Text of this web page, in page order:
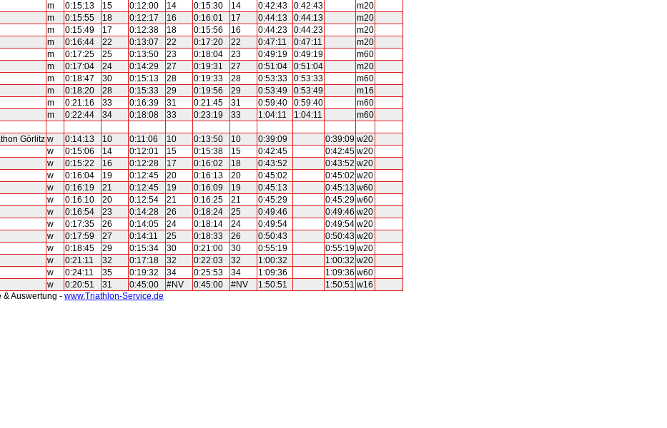
m 0:15:13 15 0:12:00 14 0:15:30 14 0:42:43 0:42:43
m20
m 0:15:55 18 0:12:17 16 0:16:01 17 0:44:13 0:44:13
m20
m 0:15:49 17 0:12:38 18 0:15:56 16 0:44:23 0:44:23
m20
m 0:16:44 22 0:13:07 22 0:17:20 22 0:47:11 0:47:11
m20
m 0:17:25 25 0:13:50 23 0:18:04 23 0:49:19 0:49:19
m60
m 0:17:04 24 0:14:29 27 0:19:31 27 0:51:04 0:51:04
m20
m 0:18:47 30 0:15:13 28 0:19:33 28 0:53:33 0:53:33
m60
m 0:18:20 28 0:15:33 29 0:19:56 29 0:53:49 0:53:49
m16
m 0:21:16 33 0:16:39 31 0:21:45 31 0:59:40 0:59:40
m60
m 0:22:44 34 0:18:08 33 0:23:19 33 1:04:11 1:04:11 m60
Görlitz w 0:14:13 10 0:11:06 10 0:13:50 10 0:39:09 0:39:09 w20
w 0:15:06 14 0:12:01 15 0:15:38 15 0:42:45 0:42:45 w20
w 0:15:22 16 0:12:28 17 0:16:02 18 0:43:52 0:43:52 w20
w 0:16:04 19 0:12:45 20 0:16:13 20 0:45:02 0:45:02 w20
w 0:16:19 21 0:12:45 19 0:16:09 19 0:45:13 0:45:13 w60
w 0:16:10 20 0:12:54 21 0:16:25 21 0:45:29 0:45:29 w60
w 0:16:54 23 0:14:28 26 0:18:24 25 0:49:46 0:49:46 w20
w 0:17:35 26 0:14:05 24 0:18:14 24 0:49:54 0:49:54 w20
w 0:17:59 27 0:14:11 25 0:18:33 26 0:50:43 0:50:43 w20
w 0:18:45 29 0:15:34 30 0:21:00 30 0:55:19 0:55:19 w20
w 0:21:11 32 0:17:18 32 0:22:03 32 1:00:32 1:00:32 w20
w 0:24:11 35 0:19:32 34 0:25:53 34 1:09:36 1:09:36 w60
w 0:20:51 31 0:45:00 #NV 0:45:00 #NV 1:50:51 1:50:51 w16
& Auswertung - www.Triathlon-Service.de